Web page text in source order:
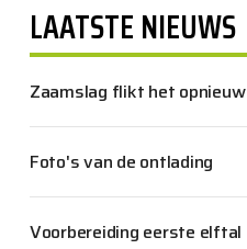
LAATSTE NIEUWS
Zaamslag flikt het opnieuw
Foto's van de ontlading
Voorbereiding eerste elftal